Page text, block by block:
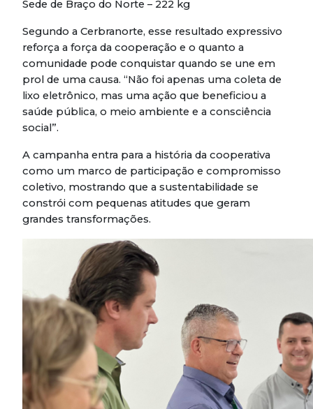
Sede de Braço do Norte – 222 kg
Segundo a Cerbranorte, esse resultado expressivo
reforça a força da cooperação e o quanto a
comunidade pode conquistar quando se une em
prol de uma causa. “Não foi apenas uma coleta de
lixo eletrônico, mas uma ação que beneficiou a
saúde pública, o meio ambiente e a consciência
social”.
A campanha entra para a história da cooperativa
como um marco de participação e compromisso
coletivo, mostrando que a sustentabilidade se
constrói com pequenas atitudes que geram
grandes transformações.